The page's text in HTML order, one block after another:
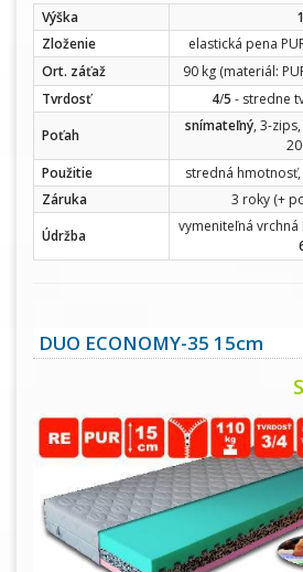
Výška
Zloženie
elastická pena
Ort. záťaž
90 kg (materiál:
Tvrdosť
4/5 - stredne
Poťah
snímateľný, 3-
Použitie
stredná
Záruka
3 roky (+
Údržba
vymeniteľná vrchná
DUO ECONOMY-35 15cm